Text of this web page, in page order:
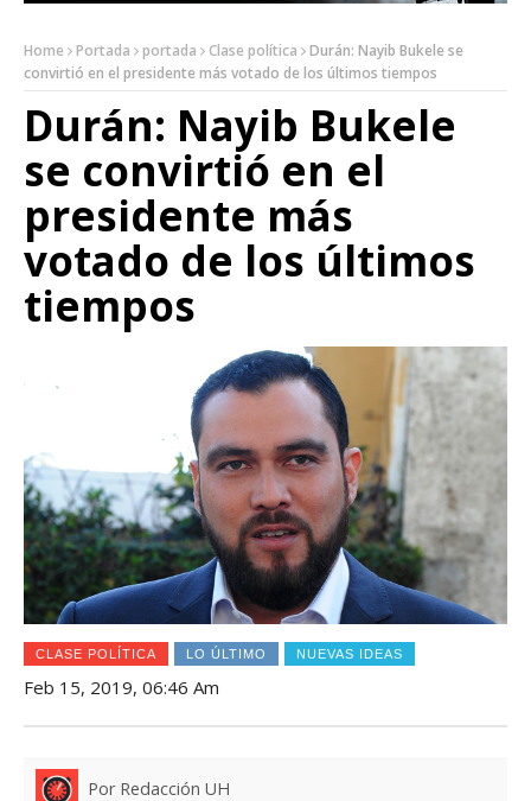
Home Portada portada Clase política
Durán: Nayib Bukele se
convirtió en el presidente más votado de los últimos tiempos
Durán: Nayib Bukele
se convirtió en el
presidente más
votado de los últimos
tiempos
CLASE POLÍTICA LO ÚLTIMO NUEVAS IDEAS
Feb 15, 2019, 06:46 Am
Por Redacción UH